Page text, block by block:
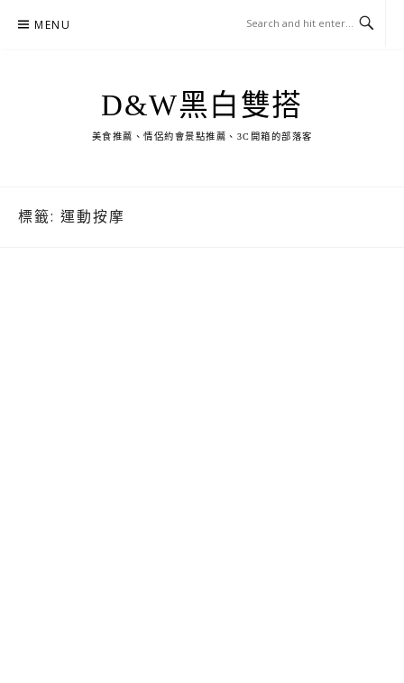
MENU
D&W黑白雙搭
美食推薦、情侶約會景點推薦、3C開箱的部落客
標籤: 運動按摩